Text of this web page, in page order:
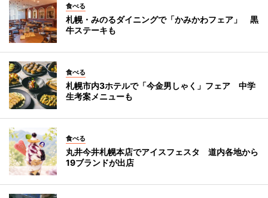
食べる
札幌・みのるダイニングで「かみかわフェア」 黒
牛ステーキも
食べる
札幌市内3ホテルで「今金男しゃく」フェア 中学
生考案メニューも
食べる
丸井今井札幌本店でアイスフェスタ 道内各地から
19ブランドが出店